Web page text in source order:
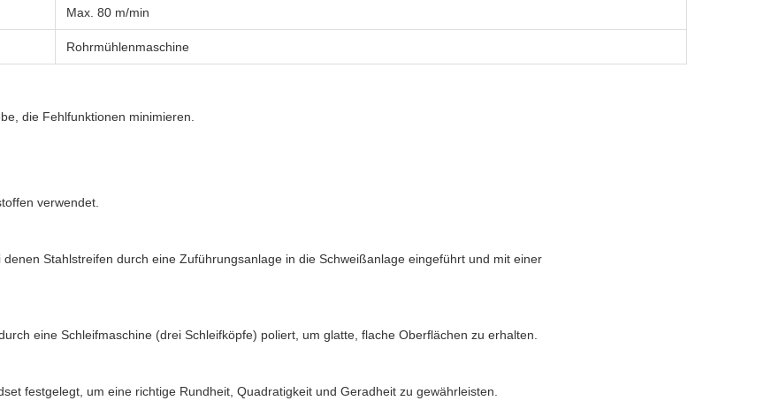
Max. 80 m/min
Rohrmühlenmaschine
die Fehlfunktionen minimieren.
verwendet.
Stahlstreifen durch eine Zuführungsanlage in die Schweißanlage eingeführt und mit einer
eine Schleifmaschine (drei Schleifköpfe) poliert, um glatte, flache Oberflächen zu erhalten.
festgelegt, um eine richtige Rundheit, Quadratigkeit und Geradheit zu gewährleisten.